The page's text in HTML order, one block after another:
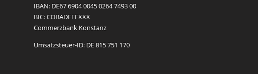
IBAN: DE67 6904 0045 0264 7493 00
BIC: COBADEFFXXX
Commerzbank Konstanz
Umsatzsteuer-ID: DE 815 751 170